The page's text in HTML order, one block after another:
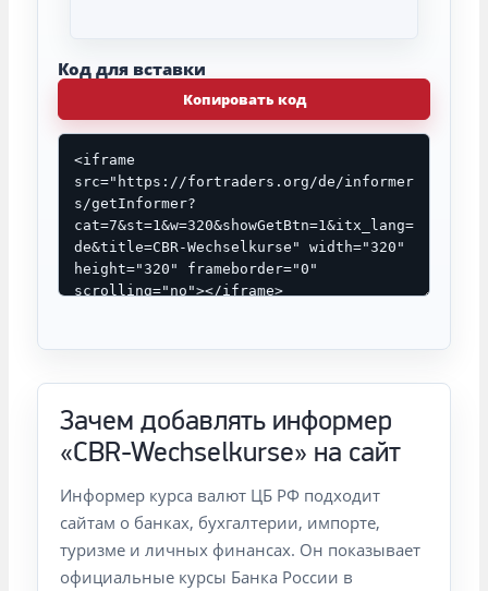
Код для вставки
Копировать код
Зачем добавлять информер
«CBR-Wechselkurse» на сайт
Информер курса валют ЦБ РФ подходит
сайтам о банках, бухгалтерии, импорте,
туризме и личных финансах. Он показывает
официальные курсы Банка России в